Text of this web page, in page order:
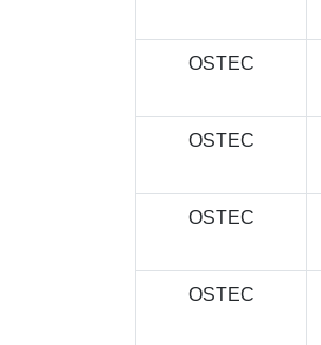
OSTEC
OSTEC
OSTEC
OSTEC